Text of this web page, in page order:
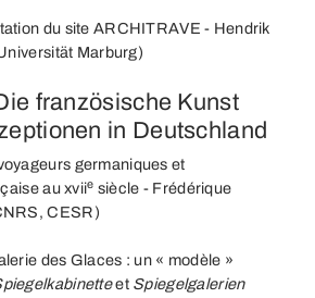
du site ARCHITRAVE - Hendrik
Marburg)
französische Kunst
in Deutschland
germaniques et
au xviie siècle - Frédérique
CESR)
des Glaces : un « modèle »
et Spiegelgalerien